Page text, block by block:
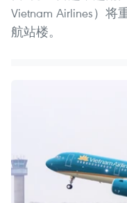
Vietnam Airlines）
航站楼。